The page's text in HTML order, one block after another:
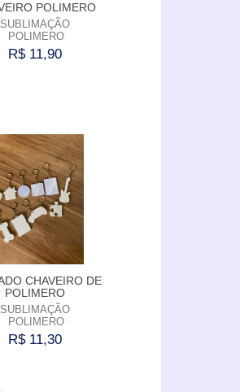
POLIMERO
SUBLIMAÇÃO
POLIMERO
R$ 11,90
CHAVEIRO DE
POLIMERO
SUBLIMAÇÃO
POLIMERO
R$ 11,30